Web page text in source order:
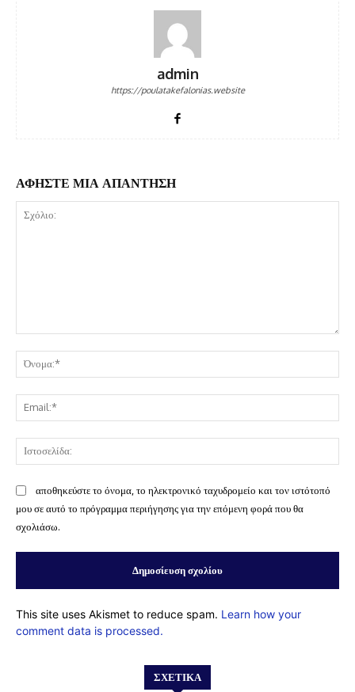
admin
https://poulatakefalonias.website
ΑΦΗΣΤΕ ΜΙΑ ΑΠΑΝΤΗΣΗ
αποθηκεύστε το όνομα, το ηλεκτρονικό ταχυδρομείο και τον ιστότοπό
μου σε αυτό το πρόγραμμα περιήγησης για την επόμενη φορά που θα
σχολιάσω.
This site uses Akismet to reduce spam. Learn how your
comment data is processed.
ΣΧΕΤΙΚΆ